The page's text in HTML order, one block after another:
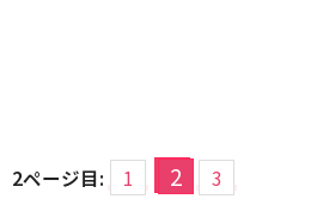
2ページ目: 1 2 3